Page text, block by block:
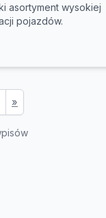
asortyment wysokiej
pojazdów.
»